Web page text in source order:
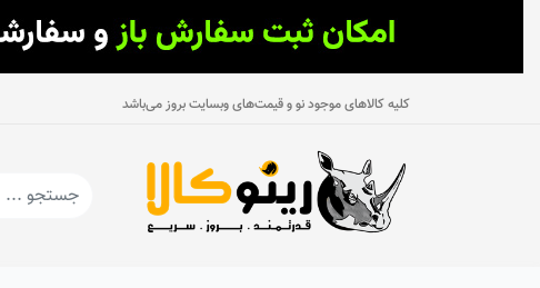
کلیه کالاهای موجود نو و قیمت‌های وبسایت بروز می‌باشد